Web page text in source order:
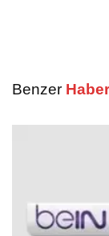
Benzer